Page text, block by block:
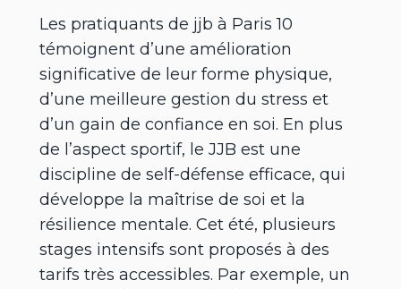
Les pratiquants de jjb à Paris 10
témoignent d’une amélioration
significative de leur forme physique,
d’une meilleure gestion du stress et
d’un gain de confiance en soi. En plus
de l’aspect sportif, le JJB est une
discipline de self-défense efficace, qui
développe la maîtrise de soi et la
résilience mentale. Cet été, plusieurs
stages intensifs sont proposés à des
tarifs très accessibles. Par exemple, un